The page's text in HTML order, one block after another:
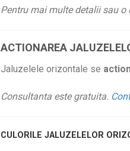
Pentru mai multe detalii sau o
ACTIONAREA
Jaluzelele orizontale se
Consultanta este gratuita.
CULORILE JALUZELELOR